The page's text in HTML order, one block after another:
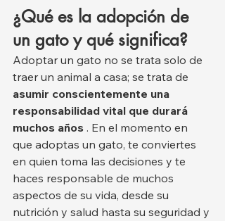
¿Qué es la adopción de
un gato y qué significa?
Adoptar un gato no se trata solo de
traer un animal a casa; se trata de
asumir conscientemente una
responsabilidad vital que durará
muchos años . En el momento en
que adoptas un gato, te conviertes
en quien toma las decisiones y te
haces responsable de muchos
aspectos de su vida, desde su
nutrición y salud hasta su seguridad y